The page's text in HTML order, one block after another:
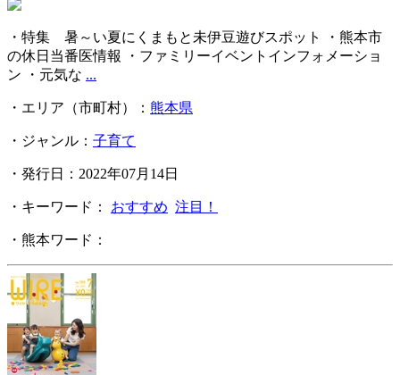
・特集 暑～い夏にくまもと未伊豆遊びスポット ・熊本市
の休日当番医情報 ・ファミリーイベントインフォメーショ
ン ・元気な ...
・エリア（市町村）： 熊本県
・ジャンル： 子育て
・発行日：2022年07月14日
・キーワード： おすすめ 注目！
・熊本ワード：